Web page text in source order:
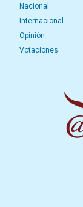
Nacional
Internacional
Opinión
Votaciones